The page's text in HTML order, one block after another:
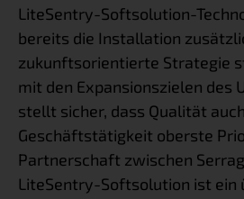
LiteSentry-Softsolution-
bereits die Installation
zukunftsorientierte Strategie
mit den Expansionszielen des
stellt sicher, dass Qualität
Geschäftstätigkeit oberste
Partnerschaft zwischen
LiteSentry-Softsolution ist ein